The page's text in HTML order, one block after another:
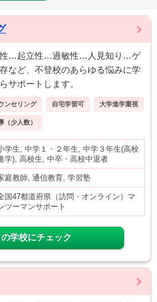
…起立性…過敏性…人見知り…ゲ
など、不登校のあらゆる悩みに学
サポートします。
ンセリング 自宅学習可 大学進学重視
（少人数）
学生, 中学１・２年生, 中学３年生(高校
学), 高校生, 中卒・高校中退者
庭教師, 通信教育, 学習塾
国47都道府県（訪問・オンライン）マ
ツーマンサポート
学校にチェック